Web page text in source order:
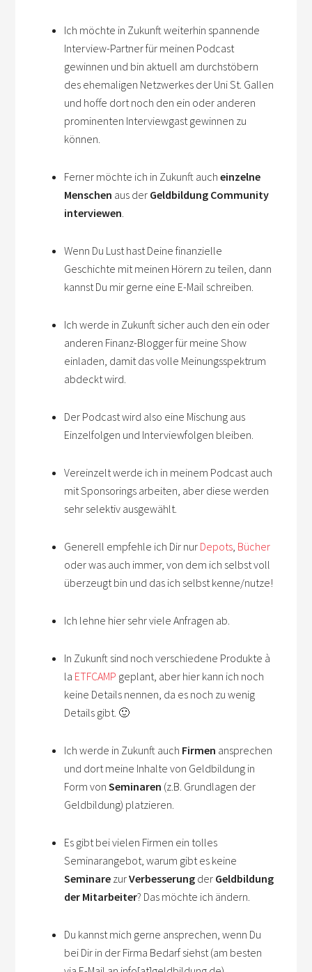
Ich möchte in Zukunft weiterhin spannende
Interview-Partner für meinen Podcast
gewinnen und bin aktuell am durchstöbern
des ehemaligen Netzwerkes der Uni St. Gallen
und hoffe dort noch den ein oder anderen
prominenten Interviewgast gewinnen zu
können.
Ferner möchte ich in Zukunft auch einzelne
Menschen aus der Geldbildung Community
interviewen
Wenn Du Lust hast Deine finanzielle
Geschichte mit meinen Hörern zu teilen, dann
kannst Du mir gerne eine E-Mail schreiben.
Ich werde in Zukunft sicher auch den ein oder
anderen Finanz-Blogger für meine Show
einladen, damit das volle Meinungsspektrum
abdeckt wird.
Der Podcast wird also eine Mischung aus
Einzelfolgen und Interviewfolgen bleiben.
Vereinzelt werde ich in meinem Podcast auch
mit Sponsorings arbeiten, aber diese werden
sehr selektiv ausgewählt.
Generell empfehle ich Dir nur Depots Bücher
oder was auch immer, von dem ich selbst voll
überzeugt bin und das ich selbst kenne/nutze!
Ich lehne hier sehr viele Anfragen ab.
In Zukunft sind noch verschiedene Produkte à
la ETFCAMP geplant, aber hier kann ich noch
keine Details nennen, da es noch zu wenig
Details gibt. 🙂
Ich werde in Zukunft auch Firmen ansprechen
und dort meine Inhalte von Geldbildung in
Form vonSeminaren (z.B. Grundlagen der
Geldbildung) platzieren.
Es gibt bei vielen Firmen ein tolles
Seminarangebot, warum gibt es keine
Seminare zurVerbesserung der Geldbildung
der Mitarbeiter? Das möchte ich ändern.
Du kannst mich gerne ansprechen, wenn Du
bei Dir in der Firma Bedarf siehst (am besten